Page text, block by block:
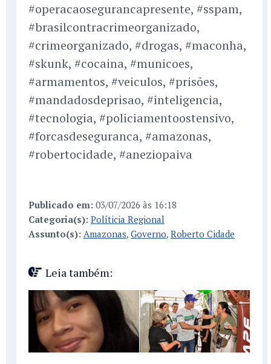
#operacaosegurancapresente, #sspam,
#brasilcontracrimeorganizado,
#crimeorganizado, #drogas, #maconha,
#skunk, #cocaina, #municoes,
#armamentos, #veiculos, #prisões,
#mandadosdeprisao, #inteligencia,
#tecnologia, #policiamentoostensivo,
#forcasdeseguranca, #amazonas,
#robertocidade, #aneziopaiva
Publicado em: 03/07/2026 às 16:18
Categoria(s): Políticia Regional
Assunto(s): Amazonas, Governo, Roberto Cidade
Leia também: